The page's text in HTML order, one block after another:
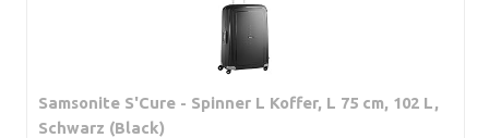
Samsonite S'Cure - Spinner L Koffer, L 75 cm, 102 L,
Schwarz (Black)